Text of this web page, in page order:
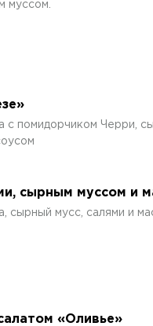
муссом.
с помидорчиком Черри,
сырным муссом и
сырный мусс, салями и
«Оливье»